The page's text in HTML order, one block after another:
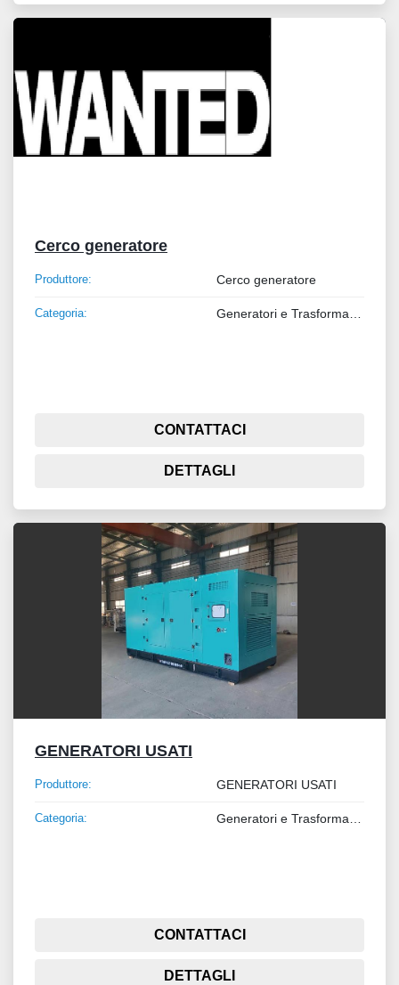
Cerco generatore
Produttore: Cerco generatore
Categoria:
CONTATTACI
DETTAGLI
GENERATORI USATI
Produttore: GENERATORI USATI
Categoria:
CONTATTACI
DETTAGLI